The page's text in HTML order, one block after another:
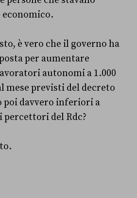
economico.
è vero che il governo ha
per aumentare
autonomi a 1.000
mese previsti del decreto
poi davvero inferiori a
percettori del Rdc?